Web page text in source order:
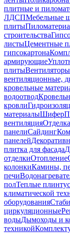
плитные и
ЛДСПМебельные
плиты
строительства
листыЦементные
гипсокартона
армирующие
плиты
вентиляционные,
кровельные
водоотвод
кровли
материалыШифер
вентиляция
панелиСайдинг
панелей
плитка для фасада
отделкиОтопление
колонкиКамины,
печи
полТеплые
климатической
оборудования
циркуляционные
водыДымоходы и
техникой